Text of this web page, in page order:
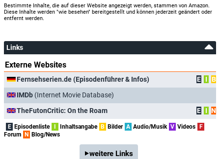
Bestimmte Inhalte, die auf dieser Website angezeigt werden, stammen von Amazon.
Diese Inhalte werden "wie besehen" bereitgestellt und können jederzeit geändert oder
entfernt werden.
Links
Externe Websites
Fernsehserien.de (Episodenführer & Infos) E I
B
IMDb (Internet Movie Database)
TheFutonCritic: On the Roam
E I N
E Episodenliste I Inhaltsangabe B Bilder A Audio/Musik V Videos F
Forum N Blog/News
weitere Links